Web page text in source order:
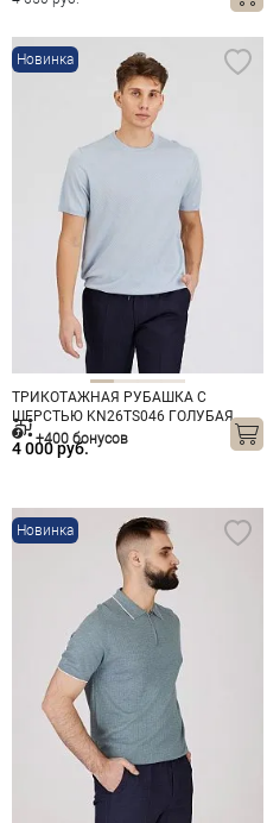
Новинка
ТРИКОТАЖНАЯ РУБАШКА С
ШЕРСТЬЮ KN26TS046 ГОЛУБАЯ
4 000 руб.
+400 бонусов
Новинка